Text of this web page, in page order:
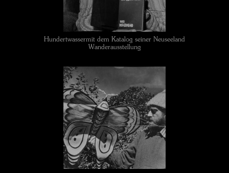
Hundertwassermit dem Katalog seiner Neuseeland
Wanderausstellung